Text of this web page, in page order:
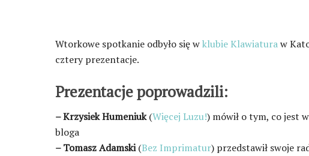
Wtorkowe spotkanie odbyło się wklubie Klawiaturaw
cztery prezentacje.
Prezentacje poprowadzili:
– Krzysiek Humeniuk(Więcej Luzu!) mówił o tym, co jest
bloga
– Tomasz Adamski(Bez Imprimatur) przedstawił swoje